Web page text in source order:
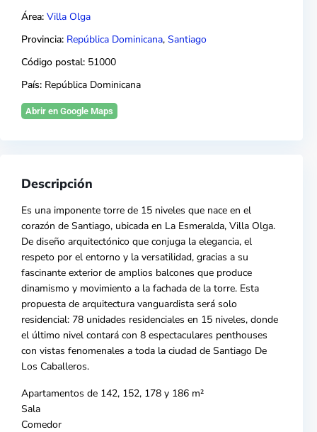
Área: Villa Olga
Provincia: República Dominicana, Santiago
Código postal: 51000
País: República Dominicana
Abrir en Google Maps
Descripción
Es una imponente torre de 15 niveles que nace en el
corazón de Santiago, ubicada en La Esmeralda, Villa Olga.
De diseño arquitectónico que conjuga la elegancia, el
respeto por el entorno y la versatilidad, gracias a su
fascinante exterior de amplios balcones que produce
dinamismo y movimiento a la fachada de la torre. Esta
propuesta de arquitectura vanguardista será solo
residencial: 78 unidades residenciales en 15 niveles, donde
el último nivel contará con 8 espectaculares penthouses
con vistas fenomenales a toda la ciudad de Santiago De
Los Caballeros.
Apartamentos de 142, 152, 178 y 186 m²
Sala
Comedor